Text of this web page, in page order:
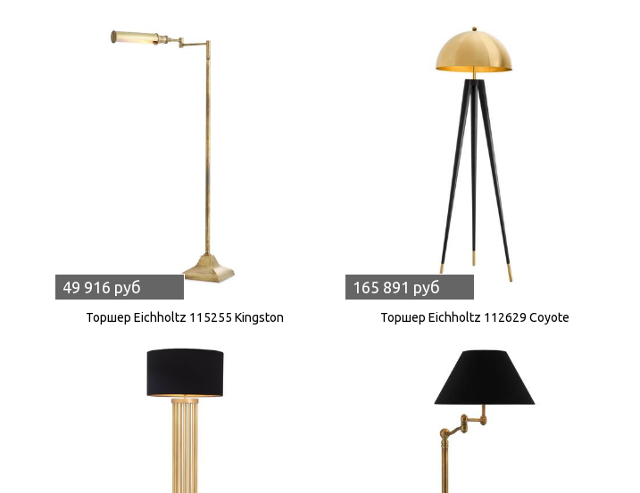
49 916 руб
Торшер Eichholtz 115255 Kingston
165 891 руб
Торшер Eichholtz 112629 Coyote